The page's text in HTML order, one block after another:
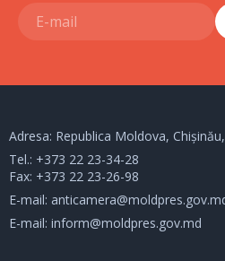
Adresa: Republica Moldova,
Tel.: +373 22 23-34-28
Fax: +373 22 23-26-98
E-mail:
E-mail: inform@moldpres.gov.md